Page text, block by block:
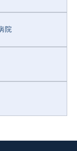
院